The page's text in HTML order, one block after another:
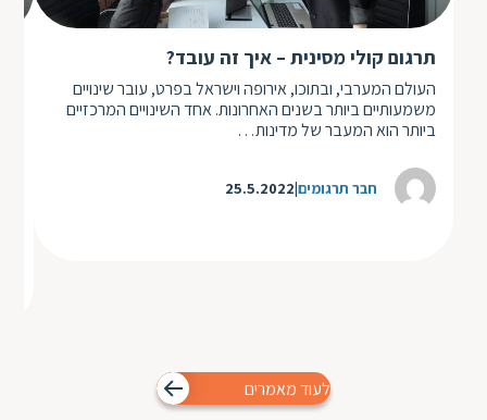
תרגום קולי מסינית – איך זה עובד?
העולם המערבי, ובתוכו, אירופה וישראל בפרט, עובר שינויים
משמעותיים ביותר בשנים האחרונות. אחד השינויים המרכזיים
ביותר הוא המעבר של מדינות…
חבר תרגומים 25.5.2022
לעוד מאמרים